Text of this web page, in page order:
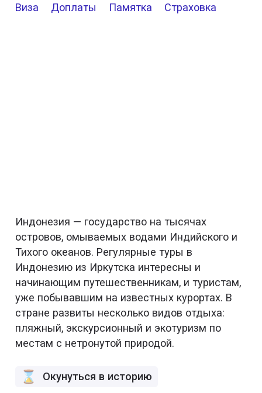
Виза Доплаты Памятка Страховка
Индонезия — государство на тысячах
островов, омываемых водами Индийского и
Тихого океанов. Регулярные туры в
Индонезию из Иркутска интересны и
начинающим путешественникам, и туристам,
уже побывавшим на известных курортах. В
стране развиты несколько видов отдыха:
пляжный, экскурсионный и экотуризм по
местам с нетронутой природой.
Окунуться в историю